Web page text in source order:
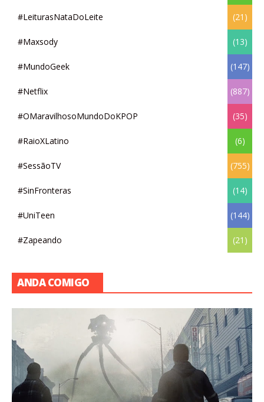
#LeiturasNataDoLeite (21)
#Maxsody (13)
#MundoGeek (147)
#Netflix (887)
#OMaravilhosoMundoDoKPOP (35)
#RaioXLatino (6)
#SessãoTV (755)
#SinFronteras (14)
#UniTeen (144)
#Zapeando (21)
ANDA COMIGO